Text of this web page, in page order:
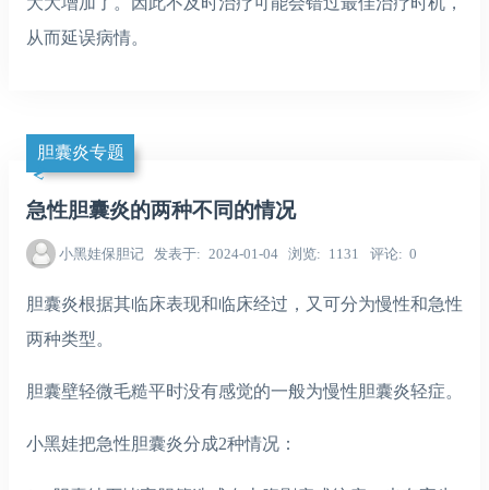
从而延误病情。
胆囊炎专题
急性胆囊炎的两种不同的情况
小黑娃保胆记 发表于 2024-01-04 浏览 1131 评论 0
胆囊炎根据其临床表现和临床经过，又可分为慢性和急性
两种类型。
胆囊壁轻微毛糙平时没有感觉的一般为慢性胆囊炎轻症。
小黑娃把急性胆囊炎分成2种情况：